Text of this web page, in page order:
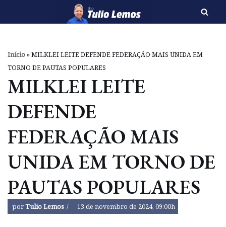
o
conteúdo
Início»MILKLEI LEITE DEFENDE FEDERAÇÃO MAIS UNIDA EM
TORNO DE PAUTAS POPULARES
MILKLEI LEITE
DEFENDE
FEDERAÇÃO MAIS
UNIDA EM TORNO DE
PAUTAS POPULARES
porTulio Lemos 13 de novembro de 2024, 09:00h